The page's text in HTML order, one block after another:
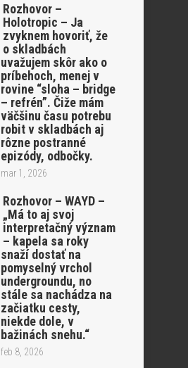
Rozhovor –
Holotropic – Ja
zvyknem hovoriť, že
o skladbách
uvažujem skôr ako o
príbehoch, menej v
rovine “sloha – bridge
– refrén”. Čiže mám
väčšinu času potrebu
robit v skladbách aj
rôzne postranné
epizódy, odbočky.
mar 1, 2026
Rozhovor – WAYD –
„Má to aj svoj
interpretačný význam
– kapela sa roky
snaží dostať na
pomyselný vrchol
undergroundu, no
stále sa nachádza na
začiatku cesty,
niekde dole, v
bažinách snehu.“
feb 8, 2026